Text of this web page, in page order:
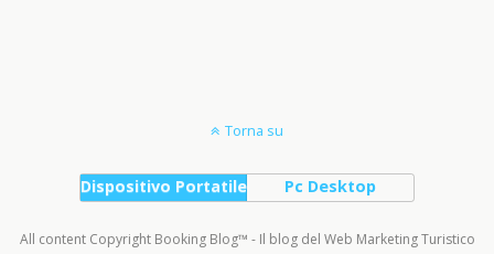
Torna su
Dispositivo Portatile Pc Desktop
All content Copyright Booking Blog™ - Il blog del Web Marketing Turistico